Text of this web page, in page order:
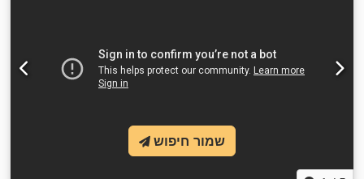
שמור חיפוש